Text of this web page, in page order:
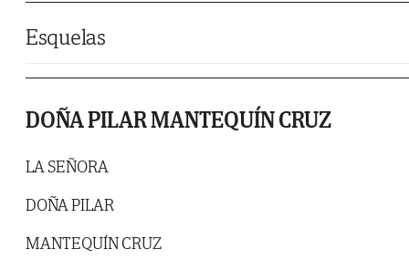
Esquelas
DOÑA PILAR MANTEQUÍN CRUZ
LA SEÑORA
DOÑA PILAR
MANTEQUÍN CRUZ